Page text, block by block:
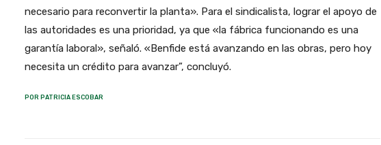
necesario para reconvertir la planta». Para el sindicalista, lograr el apoyo de
las autoridades es una prioridad, ya que «la fábrica funcionando es una
garantía laboral», señaló. «Benfide está avanzando en las obras, pero hoy
necesita un crédito para avanzar”, concluyó.
POR PATRICIA ESCOBAR